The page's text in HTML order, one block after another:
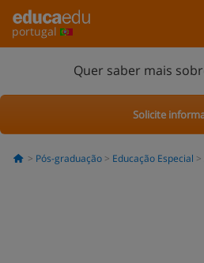
portugal
Quer saber mais
Solicite
Pós-graduação Educação Especial